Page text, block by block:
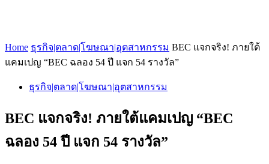
Home ธุรกิจ|ตลาด|โฆษณา|อุตสาหกรรม BEC แจกจริง! ภายใต้
แคมเปญ “BEC ฉลอง 54 ปี แจก 54 รางวัล”
ธุรกิจ|ตลาด|โฆษณา|อุตสาหกรรม
BEC แจกจริง! ภายใต้แคมเปญ “BEC
ฉลอง 54 ปี แจก 54 รางวัล”